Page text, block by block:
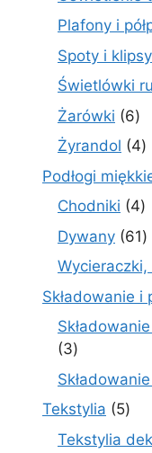
Plafony i
Spoty i klipsy
Świetlówki
Żarówki 66
Żyrandol 44
Podłogi
Chodniki 44
Dywany 6161
Składowanie i
33
produkty
Tekstylia 55
Tekstylia